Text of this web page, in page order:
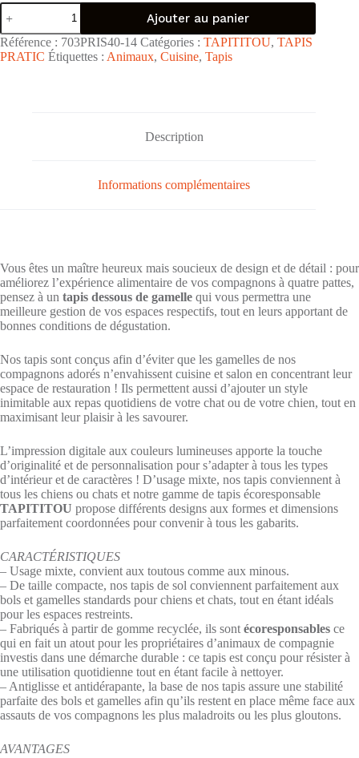
quantité
de
Tapis
de
gamelle
Ajouter au panier
Référence : 703PRIS40-14 Catégories : TAPITITOU, TAPIS
PRATIC Étiquettes : Animaux, Cuisine, Tapis
Description
Informations complémentaires
Vous êtes un maître heureux mais soucieux de design et de détail : pour
améliorez l’expérience alimentaire de vos compagnons à quatre pattes,
pensez à un tapis dessous de gamelle qui vous permettra une
meilleure gestion de vos espaces respectifs, tout en leurs apportant de
bonnes conditions de dégustation.
Nos tapis sont conçus afin d’éviter que les gamelles de nos
compagnons adorés n’envahissent cuisine et salon en concentrant leur
espace de restauration ! Ils permettent aussi d’ajouter un style
inimitable aux repas quotidiens de votre chat ou de votre chien, tout en
maximisant leur plaisir à les savourer.
L’impression digitale aux couleurs lumineuses apporte la touche
d’originalité et de personnalisation pour s’adapter à tous les types
d’intérieur et de caractères ! D’usage mixte, nos tapis conviennent à
tous les chiens ou chats et notre gamme de tapis écoresponsable
TAPITITOU propose différents designs aux formes et dimensions
parfaitement coordonnées pour convenir à tous les gabarits.
CARACTÉRISTIQUES
– Usage mixte, convient aux toutous comme aux minous.
– De taille compacte, nos tapis de sol conviennent parfaitement aux
bols et gamelles standards pour chiens et chats, tout en étant idéals
pour les espaces restreints.
– Fabriqués à partir de gomme recyclée, ils sont écoresponsables ce
qui en fait un atout pour les propriétaires d’animaux de compagnie
investis dans une démarche durable : ce tapis est conçu pour résister à
une utilisation quotidienne tout en étant facile à nettoyer.
– Antiglisse et antidérapante, la base de nos tapis assure une stabilité
parfaite des bols et gamelles afin qu’ils restent en place même face aux
assauts de vos compagnons les plus maladroits ou les plus gloutons.
AVANTAGES